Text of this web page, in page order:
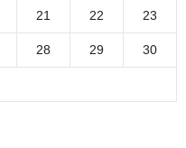
21 22 23
28 29 30